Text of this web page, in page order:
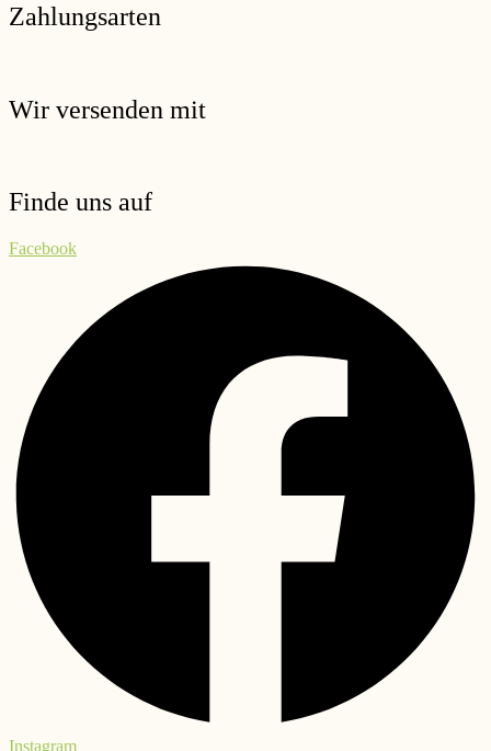
Zahlungsarten
Wir versenden mit
Finde uns auf
Facebook
Instagram